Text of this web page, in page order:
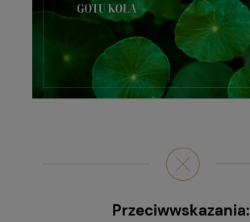
Przeciwwskazania: